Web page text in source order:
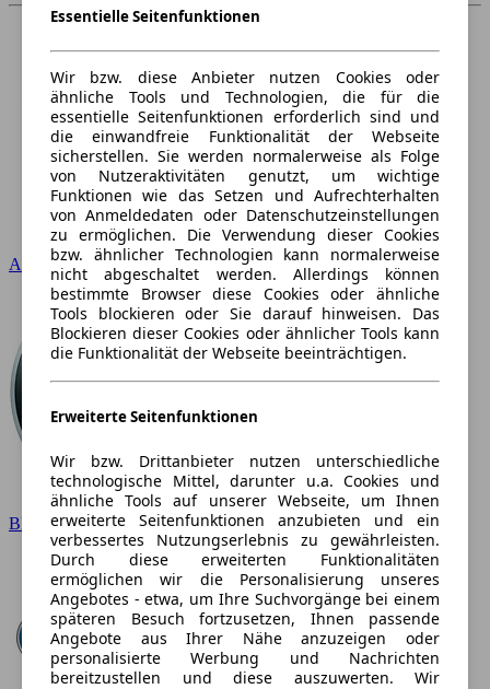
Audi
BMW
Essentielle Seitenfunktionen
Wir bzw. diese Anbieter nutzen Cookies oder
ähnliche Tools und Technologien, die für die
essentielle Seitenfunktionen erforderlich sind und
die einwandfreie Funktionalität der Webseite
sicherstellen. Sie werden normalerweise als Folge
von Nutzeraktivitäten genutzt, um wichtige
Funktionen wie das Setzen und Aufrechterhalten
von Anmeldedaten oder Datenschutzeinstellungen
zu ermöglichen. Die Verwendung dieser Cookies
bzw. ähnlicher Technologien kann normalerweise
nicht abgeschaltet werden. Allerdings können
bestimmte Browser diese Cookies oder ähnliche
Tools blockieren oder Sie darauf hinweisen. Das
Blockieren dieser Cookies oder ähnlicher Tools kann
die Funktionalität der Webseite beeinträchtigen.
Erweiterte Seitenfunktionen
Wir bzw. Drittanbieter nutzen unterschiedliche
technologische Mittel, darunter u.a. Cookies und
ähnliche Tools auf unserer Webseite, um Ihnen
erweiterte Seitenfunktionen anzubieten und ein
verbessertes Nutzungserlebnis zu gewährleisten.
Durch diese erweiterten Funktionalitäten
ermöglichen wir die Personalisierung unseres
Angebotes - etwa, um Ihre Suchvorgänge bei einem
späteren Besuch fortzusetzen, Ihnen passende
Angebote aus Ihrer Nähe anzuzeigen oder
personalisierte Werbung und Nachrichten
bereitzustellen und diese auszuwerten. Wir